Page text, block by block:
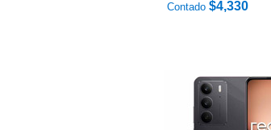
Contado $4,330